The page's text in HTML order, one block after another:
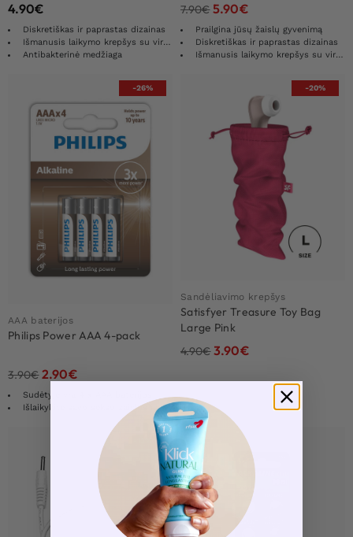
4.90€
Diskretiškas ir paprastas dizainas
Išmanusis laikymo krepšys su virveliu
Antibakterinė medžiaga
7.90€5.90€
Prailgina jūsų žaislų gyvenimą
Diskretiškas ir paprastas dizainas
Išmanusis laikymo krepšys su virveliu
-26%
AAA baterijos
Philips Power AAA 4-pack
3.90€2.90€
Sudėtyje yra 4 x AAA baterijos
Išlaikykite savo sekso žaislus ilgą laiką
-20%
Sandėliavimo krepšys
Satisfyer Treasure Toy Bag
Large Pink
4.90€3.90€